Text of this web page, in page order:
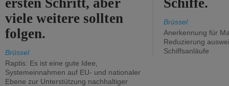
ersten Schritt, aber
viele weitere sollten
folgen.
Brüssel
Raptis: Es ist eine gute Idee,
Systemeinnahmen auf EU- und nationaler
Ebene zur Unterstützung nachhaltiger
Schiffe.
Brüssel
Anerkennung für
Reduzierung
Schiffsanläufe